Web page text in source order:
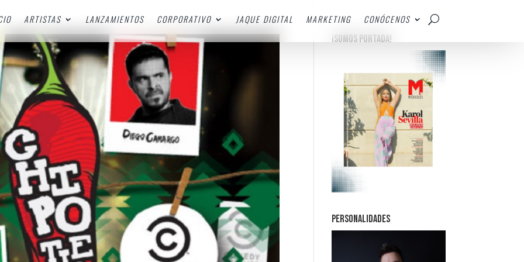
ARTISTAS LANZAMIENTOS CORPORATIVO JAQUE DIGITAL MARKETING
CONÓCENOS
¡SOMOS PORTADA!
PERSONALIDADES